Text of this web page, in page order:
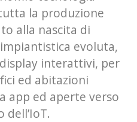
la produzione
alla nascita di
evoluta,
interattivi, per
ed abitazioni
app ed aperte verso